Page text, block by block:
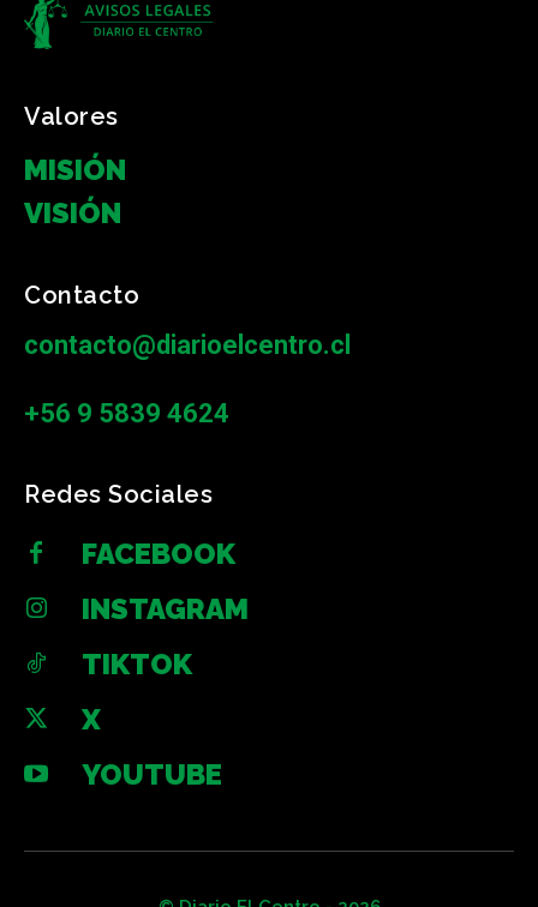
Valores
MISIÓN
VISIÓN
Contacto
contacto@diarioelcentro.cl
+56 9 5839 4624
Redes Sociales
FACEBOOK
INSTAGRAM
TIKTOK
X
YOUTUBE